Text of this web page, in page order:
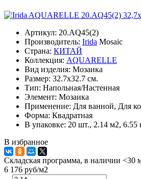
Артикул: 20.AQ45(2)
Производитель: Irida Mosaic
Страна: КИТАЙ
Коллекция: AQUARELLE
Вид изделия: Мозаика
Размер: 32.7x32.7 см.
Тип: Напольная/Настенная
Элемент: Мозаика
Применение: Для ванной, Для
Форма: Квадратная
В упаковке: 20 шт., 2.14 м2, 6.55
В избранное
Складская программа, в наличии <30
6 176 руб/м2